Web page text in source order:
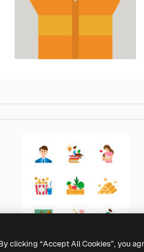
Flat
clicking “Accept All Cookies”, you